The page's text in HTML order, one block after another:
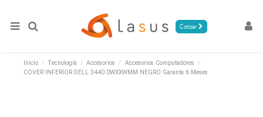
Cotizar
Inicio Tecnología Accesorios
Accesorios Computadores
COVER INFERIOR DELL 3440 0WXXWMM NEGRO Garanta 6 Meses